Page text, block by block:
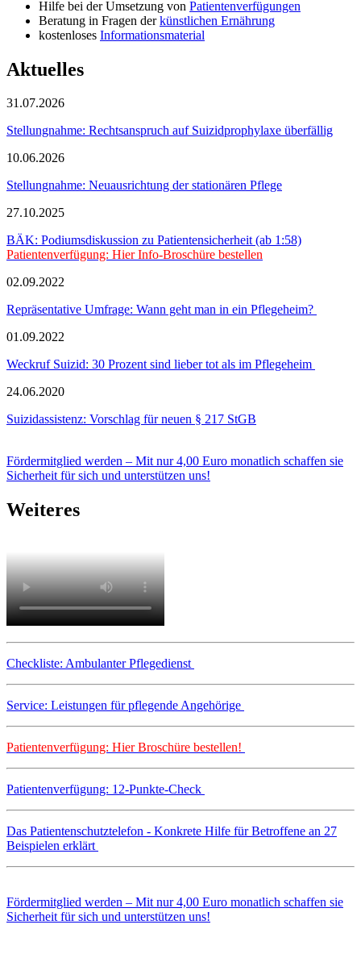
Hilfe bei der Umsetzung von Patientenverfügungen
Beratung in Fragen derkünstlichen Ernährung
kostenloses Informationsmaterial
Aktuelles
31.07.2026
Stellungnahme: Rechtsanspruch auf Suizidprophylaxe überfällig
10.06.2026
Stellungnahme: Neuausrichtung der stationären Pflege
27.10.2025
BÄK: Podiumsdiskussion zu Patientensicherheit (ab 1:58)
Patientenverfügung: Hier Info-Broschüre bestellen
02.09.2022
Repräsentative Umfrage: Wann geht man in ein Pflegeheim?
01.09.2022
Weckruf Suizid: 30 Prozent sind lieber tot als im Pflegeheim
24.06.2020
Suizidassistenz: Vorschlag für neuen § 217 StGB
Fördermitglied werden – Mit nur 4,00 Euro monatlich schaffen sie
Sicherheit für sich und unterstützen uns!
Weiteres
Checkliste: Ambulanter Pflegedienst
Service: Leistungen für pflegende Angehörige
Patientenverfügung: Hier Broschüre bestellen!
Patientenverfügung: 12-Punkte-Check
Das Patientenschutztelefon - Konkrete Hilfe für Betroffene an 27
Beispielen erklärt
Fördermitglied werden – Mit nur 4,00 Euro monatlich schaffen sie
Sicherheit für sich und unterstützen uns!